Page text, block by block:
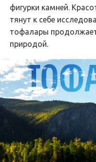
фигурки камней.
тянут к себе
тофалары
природой.